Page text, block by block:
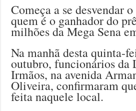
Começa a se desvendar
quem é o ganhador do
milhões da Mega Sena
Na manhã desta quinta-
outubro, funcionários da
Irmãos, na avenida
Oliveira, confirmaram
feita naquele local.